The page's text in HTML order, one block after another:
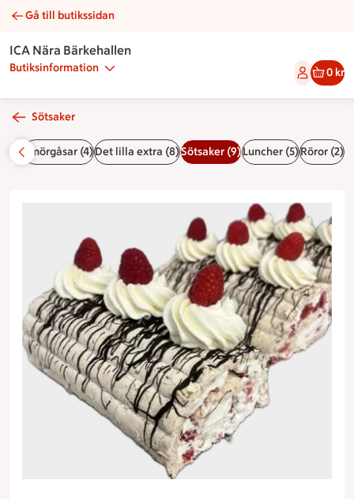
Budapeststubbe | Catering ICA Nära Bärkehallen
Gå till butikssidan
ICA Nära Bärkehallen
Butiksinformation 0 kr
Sötsaker
(4)Smörgåsar (4)Det lilla extra (8)Sötsaker (9)Luncher (5)Röror (2)